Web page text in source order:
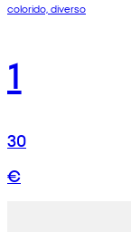
colorido, diverso
1
30
€